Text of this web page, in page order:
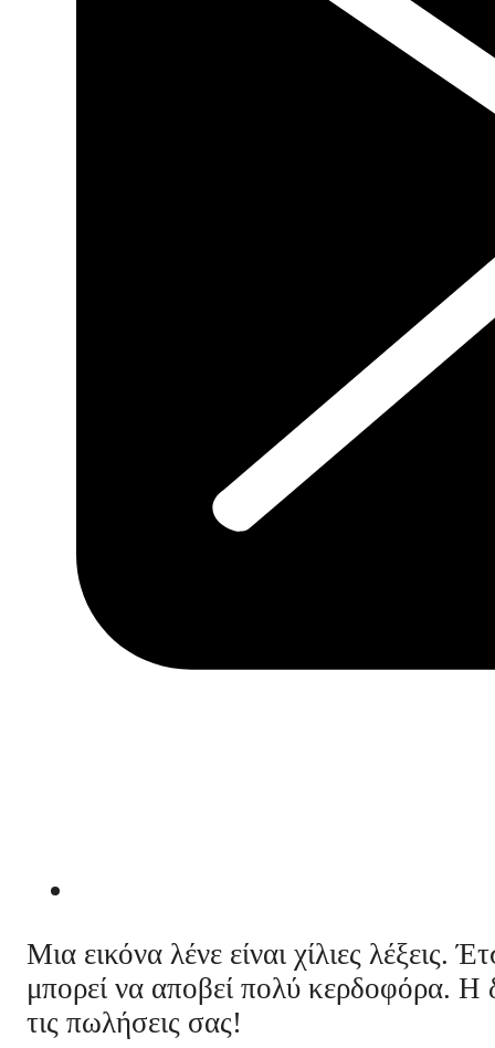
Μια εικόνα λένε είναι χίλιες
μπορεί να αποβεί πολύ κερδοφόρα. Η
τις πωλήσεις σας!